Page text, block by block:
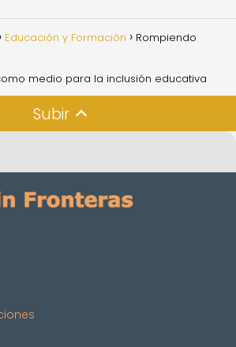
Educación y Formación Rompiendo
medio para la inclusión educativa
Subir